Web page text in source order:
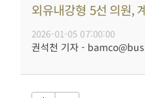
외유내강형 5선 의원,
2026-01-05 07:00:00
권석천 기자 -